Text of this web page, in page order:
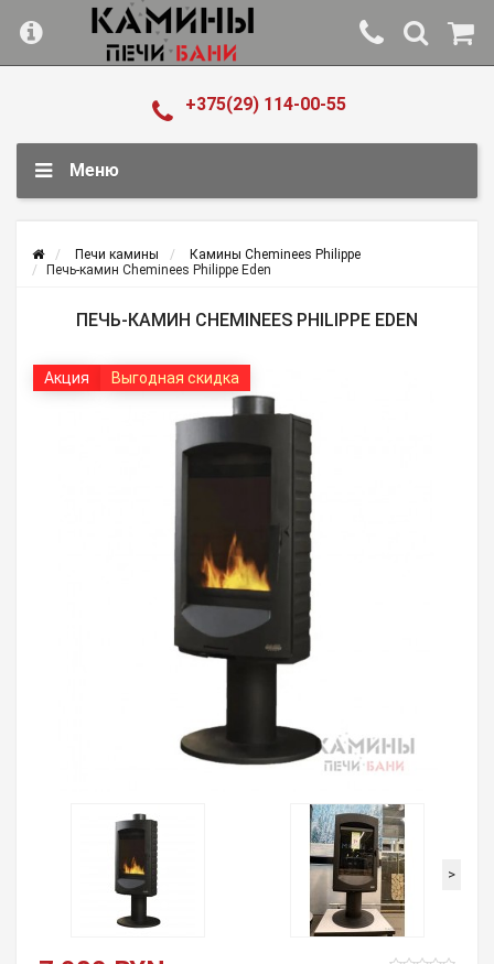
+375(29) 114-00-55
Меню
Печи камины
Камины Cheminees Philippe
Печь-камин Cheminees Philippe Eden
ПЕЧЬ-КАМИН CHEMINEES PHILIPPE EDEN
Акция Выгодная скидка
>